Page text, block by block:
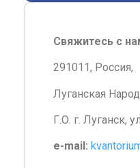
Свяжитесь с
291011, Россия,
Луганская
Г.О. г. Луганск,
e-mail: